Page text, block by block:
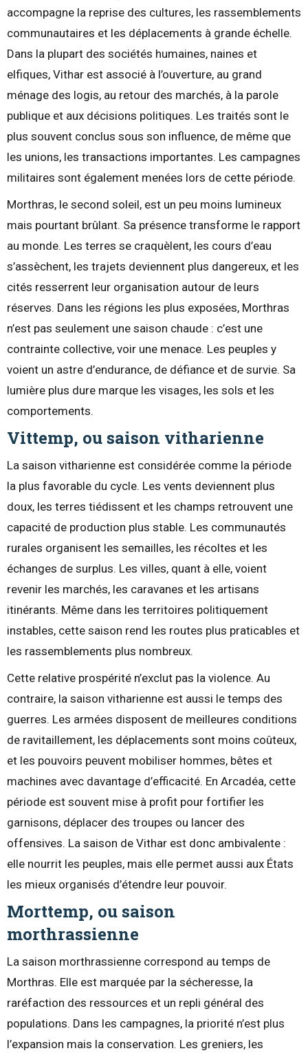
accompagne la reprise des cultures, les rassemblements
communautaires et les déplacements à grande échelle.
Dans la plupart des sociétés humaines, naines et
elfiques, Vithar est associé à l’ouverture, au grand
ménage des logis, au retour des marchés, à la parole
publique et aux décisions politiques. Les traités sont le
plus souvent conclus sous son influence, de même que
les unions, les transactions importantes. Les campagnes
militaires sont également menées lors de cette période.
Morthras, le second soleil, est un peu moins lumineux
mais pourtant brûlant. Sa présence transforme le rapport
au monde. Les terres se craquèlent, les cours d’eau
s’assèchent, les trajets deviennent plus dangereux, et les
cités resserrent leur organisation autour de leurs
réserves. Dans les régions les plus exposées, Morthras
n’est pas seulement une saison chaude : c’est une
contrainte collective, voir une menace. Les peuples y
voient un astre d’endurance, de défiance et de survie. Sa
lumière plus dure marque les visages, les sols et les
comportements.
Vittemp, ou saison vitharienne
La saison vitharienne est considérée comme la période
la plus favorable du cycle. Les vents deviennent plus
doux, les terres tiédissent et les champs retrouvent une
capacité de production plus stable. Les communautés
rurales organisent les semailles, les récoltes et les
échanges de surplus. Les villes, quant à elle, voient
revenir les marchés, les caravanes et les artisans
itinérants. Même dans les territoires politiquement
instables, cette saison rend les routes plus praticables et
les rassemblements plus nombreux.
Cette relative prospérité n’exclut pas la violence. Au
contraire, la saison vitharienne est aussi le temps des
guerres. Les armées disposent de meilleures conditions
de ravitaillement, les déplacements sont moins coûteux,
et les pouvoirs peuvent mobiliser hommes, bêtes et
machines avec davantage d’efficacité. En Arcadéa, cette
période est souvent mise à profit pour fortifier les
garnisons, déplacer des troupes ou lancer des
offensives. La saison de Vithar est donc ambivalente :
elle nourrit les peuples, mais elle permet aussi aux États
les mieux organisés d’étendre leur pouvoir.
Morttemp, ou saison
morthrassienne
La saison morthrassienne correspond au temps de
Morthras. Elle est marquée par la sécheresse, la
raréfaction des ressources et un repli général des
populations. Dans les campagnes, la priorité n’est plus
l’expansion mais la conservation. Les greniers, les